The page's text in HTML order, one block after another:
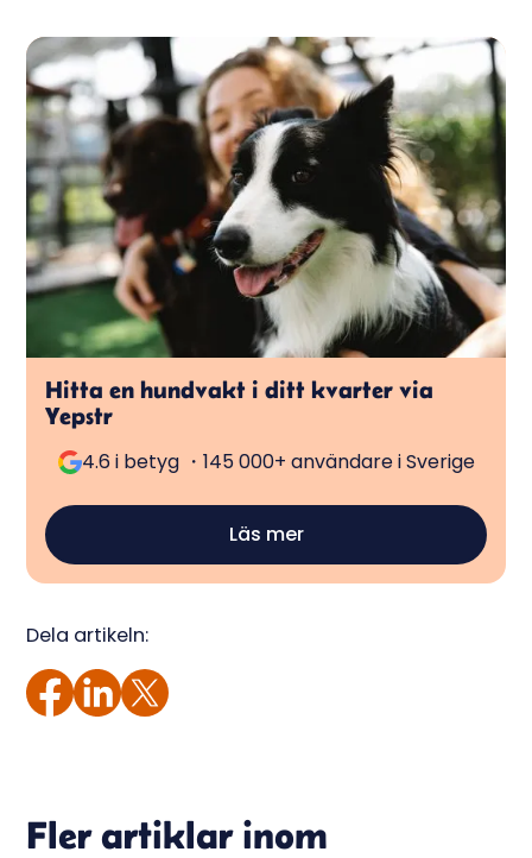
Hitta en hundvakt i ditt kvarter via
Yepstr
4.6 i betyg ・145 000+ användare i Sverige
Läs mer
Dela artikeln:
Fler artiklar inom